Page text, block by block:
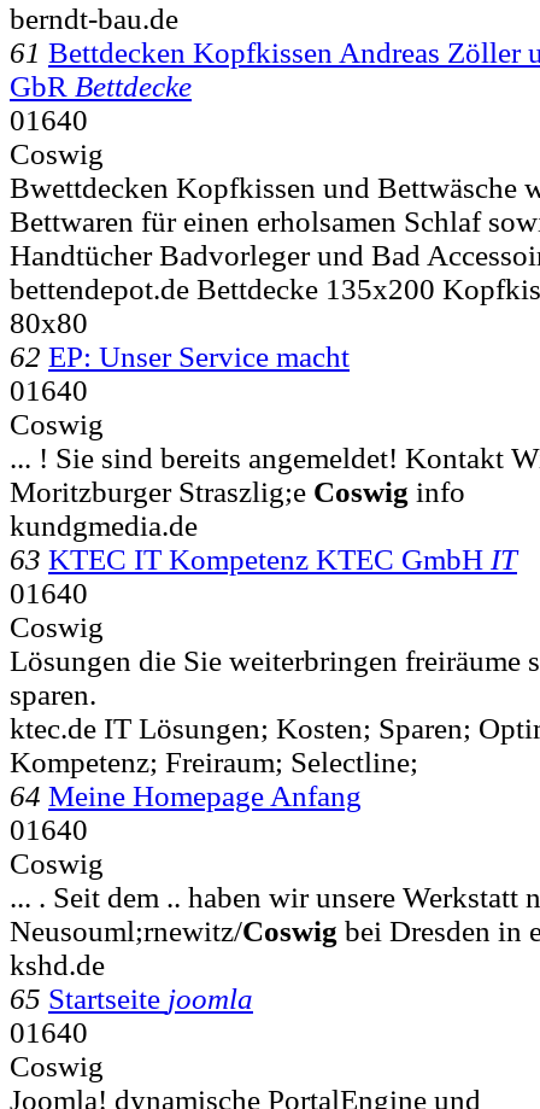
berndt-bau.de
61 Bettdecken Kopfkissen Andreas Zöller
GbR Bettdecke
01640
Coswig
Bwettdecken Kopfkissen und Bettwäsche
Bettwaren für einen erholsamen Schlaf
Handtücher Badvorleger und Bad
bettendepot.de Bettdecke 135x200
80x80
62 EP: Unser Service macht
01640
Coswig
... ! Sie sind bereits angemeldet! Kontakt
Moritzburger Straszlig;e Coswig info
kundgmedia.de
63 KTEC IT Kompetenz KTEC GmbH IT
01640
Coswig
Lösungen die Sie weiterbringen freiräume
sparen.
ktec.de IT Lösungen; Kosten; Sparen;
Kompetenz; Freiraum; Selectline;
64 Meine Homepage Anfang
01640
Coswig
... . Seit dem .. haben wir unsere Werkstatt
Neusouml;rnewitz/Coswig bei Dresden in
kshd.de
65 Startseite joomla
01640
Coswig
Joomla! dynamische PortalEngine und